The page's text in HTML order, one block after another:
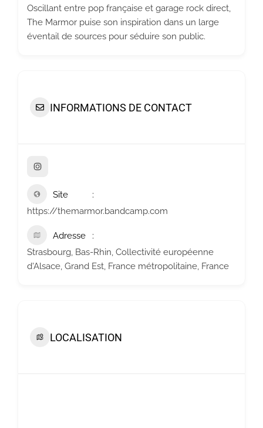
Oscillant entre pop française et garage rock direct,
The Marmor puise son inspiration dans un large
éventail de sources pour séduire son public.
INFORMATIONS DE CONTACT
Site
https://themarmor.bandcamp.com
Adresse
Strasbourg, Bas-Rhin, Collectivité européenne
d'Alsace, Grand Est, France métropolitaine, France
LOCALISATION